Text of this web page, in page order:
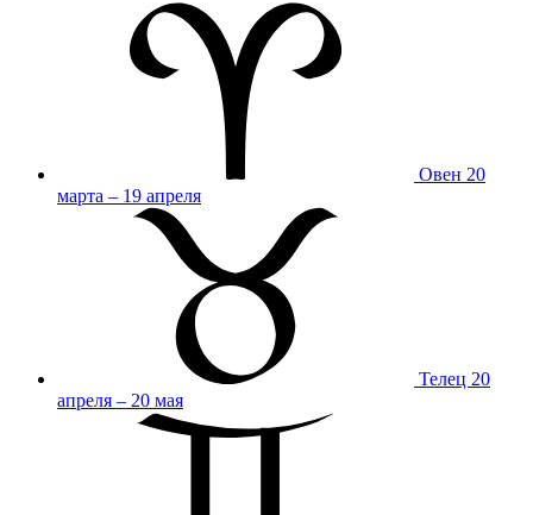
Овен 20
марта – 19 апреля
Телец 20
апреля – 20 мая